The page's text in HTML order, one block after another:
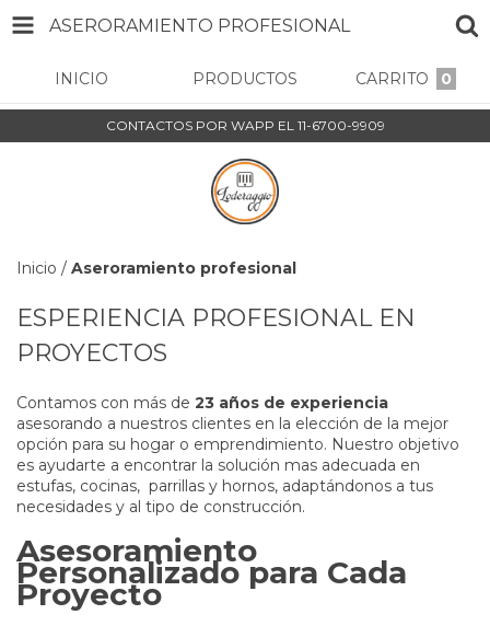
ASERORAMIENTO PROFESIONAL
INICIO PRODUCTOS CARRITO 0
CONTACTOS POR WAPP EL 11-6700-9909
Inicio / Aseroramiento profesional
ESPERIENCIA PROFESIONAL EN
PROYECTOS
Contamos con más de 23 años de experiencia
asesorando a nuestros clientes en la elección de la mejor
opción para su hogar o emprendimiento. Nuestro objetivo
es ayudarte a encontrar la solución mas adecuada en
estufas, cocinas, parrillas y hornos, adaptándonos a tus
necesidades y al tipo de construcción.
Asesoramiento
Personalizado para Cada
Proyecto